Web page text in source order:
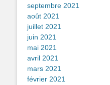
septembre 2021
août 2021
juillet 2021
juin 2021
mai 2021
avril 2021
mars 2021
février 2021